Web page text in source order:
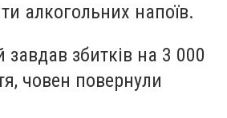
алкогольних напоїв.
завдав збитків на 3 000
човен повернули